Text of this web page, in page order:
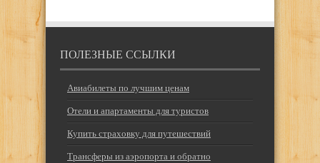
ПОЛЕЗНЫЕ ССЫЛКИ
Авиабилеты по лучшим ценам
Отели и апартаменты для туристов
Купить страховку для путешествий
Трансферы из аэропорта и обратно